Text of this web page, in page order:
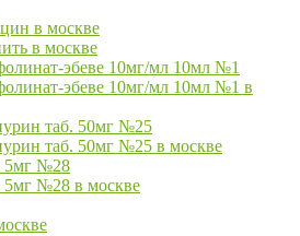
в москве
в москве
эбеве 10мг/мл 10мл №1
эбеве 10мг/мл 10мл №1 в
таб. 50мг №25
таб. 50мг №25 в москве
5мг №28
5мг №28 в москве